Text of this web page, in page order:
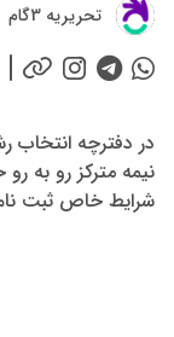
تحريريه 3گام
در دفترچه انتخاب
نیمه مترکز رو به
شرایط خاص ثبت